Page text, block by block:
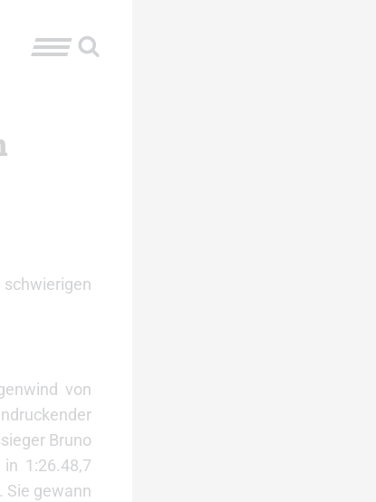
von
Bruno
1:26.48,7
Sie gewann